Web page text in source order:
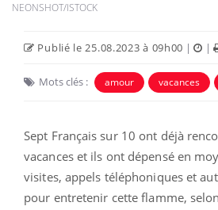
NEONSHOT/ISTOCK
Publié le 25.08.2023 à 09h00 | |
Mots clés : amour vacances
Sept Français sur 10 ont déjà
vacances et ils ont dépensé en
visites, appels téléphoniques et
pour entretenir cette flamme,